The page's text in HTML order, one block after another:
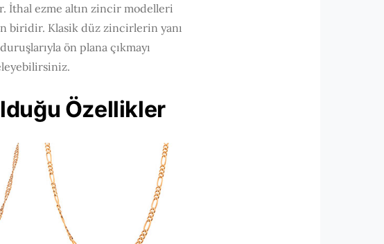
İthal ezme altın zincir modelleri
biridir. Klasik düz zincirlerin yanı
ön plana çıkmayı
Özellikler